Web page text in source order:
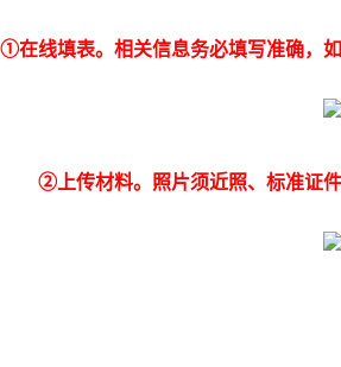
①在线填表。相关信息务必填写准确，
②上传材料。照片须近照、标准证